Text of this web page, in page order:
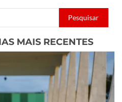
MAIS RECENTES